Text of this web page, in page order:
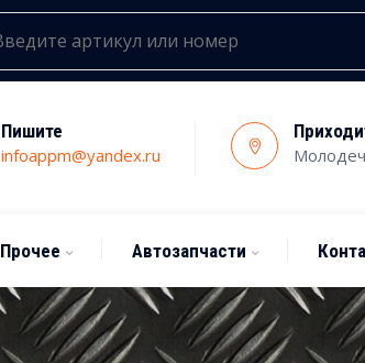
Пишите
infoappm@yandex.ru
Прочее Автозапчасти